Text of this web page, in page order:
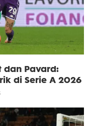
dan Pavard:
di Serie A 2026